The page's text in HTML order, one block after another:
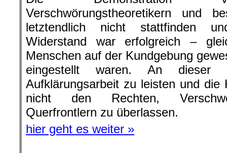
Verschwörungstheoretikern und
letztendlich nicht stattfinden
Widerstand war erfolgreich –
Menschen auf der Kundgebung
eingestellt waren. An
Aufklärungsarbeit zu leisten und
nicht den Rechten,
Querfrontlern zu überlassen.
hier geht es weiter »